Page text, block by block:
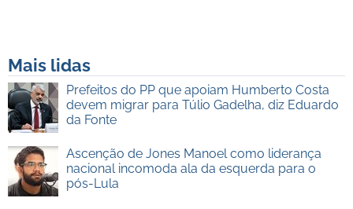
Mais lidas
Prefeitos do PP que apoiam Humberto Costa
devem migrar para Túlio Gadelha, diz Eduardo
da Fonte
Ascenção de Jones Manoel como liderança
nacional incomoda ala da esquerda para o
pós-Lula